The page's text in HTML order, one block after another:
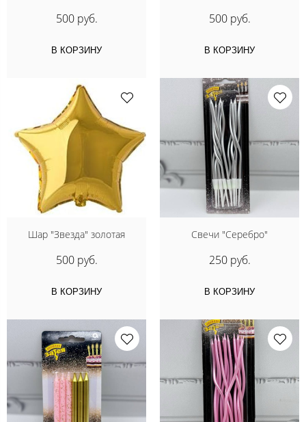
500 руб.
В КОРЗИНУ
500 руб.
В КОРЗИНУ
Шар "Звезда" золотая
500 руб.
В КОРЗИНУ
Свечи "Серебро"
250 руб.
В КОРЗИНУ